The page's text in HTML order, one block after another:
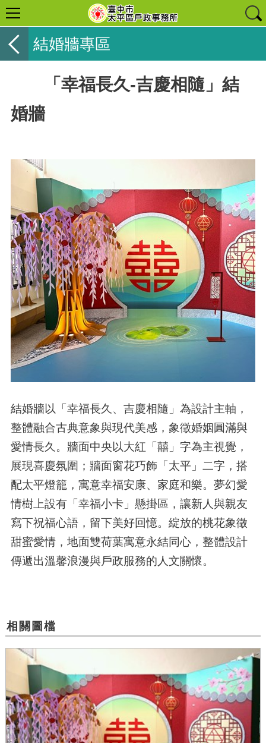
結婚牆專區
「幸福長久-吉慶相隨」結
婚牆
結婚牆以「幸福長久、吉慶相隨」為設計主軸，
整體融合古典意象與現代美感，象徵婚姻圓滿與
愛情長久。牆面中央以大紅「囍」字為主視覺，
展現喜慶氛圍；牆面窗花巧飾「太平」二字，搭
配太平燈籠，寓意幸福安康、家庭和樂。夢幻愛
情樹上設有「幸福小卡」懸掛區，讓新人與親友
寫下祝福心語，留下美好回憶。綻放的桃花象徵
甜蜜愛情，地面雙荷葉寓意永結同心，整體設計
傳遞出溫馨浪漫與戶政服務的人文關懷。
相關圖檔